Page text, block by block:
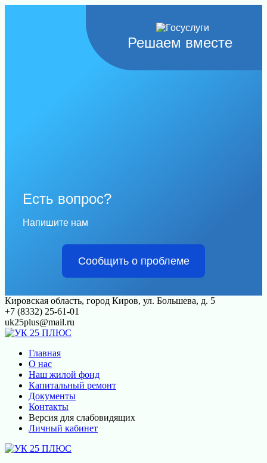
Решаем вместе
Есть вопрос?
Напишите нам
Сообщить о проблеме
Перейти
к
контенту
Кировская область, город Киров, ул. Большева, д. 5
+7 (8332) 25-61-01
uk25plus@mail.ru
Главная
О нас
Наш жилой фонд
Капитальный ремонт
Документы
Контакты
Версия для слабовидящих
Личный кабинет